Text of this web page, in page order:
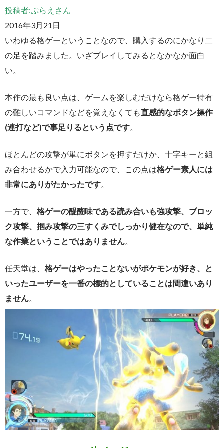
投稿者:ぷらえさん
2016年3月21日
いわゆる格ゲーということなので、購入するのにかなり二
の足を踏みました。いざプレイしてみるとなかなか面白
い。
本作の最も良い点は、ゲームを楽しむだけなら格ゲー特有
の難しいコマンドなどを覚えなくても直感的なボタン操作
(連打など)で事足りるという点です。
ほとんどの攻撃が単にボタンを押すだけか、十字キーと組
み合わせるかで入力可能なので、この点は格ゲー素人には
非常にありがたかったです。
一方で、 格ゲーの醍醐味である読み合いも強攻撃、ブロッ
ク攻撃、掴み攻撃の三すくみでしっかり健在なので、単純
な作業ということではありません。
任天堂は、 格ゲーはやったことないがポケモンが好き、と
いったユーザーを一番の標的としていることは間違いあり
ません。